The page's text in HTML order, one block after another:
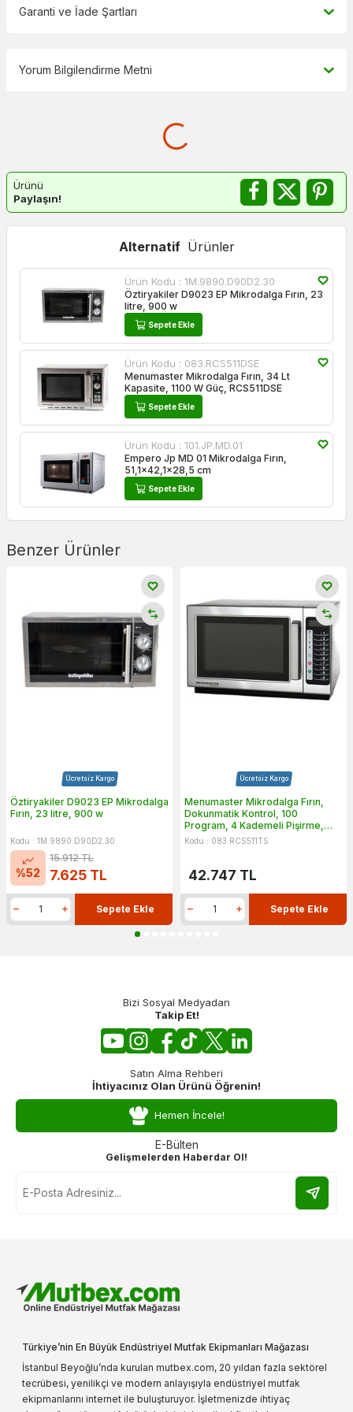
Garanti ve İade Şartları
Yorum Bilgilendirme Metni
Ürünü
Paylaşın!
Alternatif Ürünler
Ürün Kodu : 1M.9890.D90D2.30
Öztiryakiler D9023 EP Mikrodalga Fırın, 23
litre, 900 w
Sepete Ekle
Ürün Kodu : 083.RCS511DSE
Menumaster Mikrodalga Fırın, 34 Lt
Kapasite, 1100 W Güç, RCS511DSE
Sepete Ekle
Ürün Kodu : 101.JP.MD.01
Empero Jp MD 01 Mikrodalga Fırın,
51,1x42,1x28,5 cm
Sepete Ekle
Benzer Ürünler
Ücretsiz Kargo
Öztiryakiler D9023 EP Mikrodalga
Fırın, 23 litre, 900 w
Kodu : 1M.9890.D90D2.30
%52
15.912TL
7.625 TL
Sepete Ekle
Ücretsiz Kargo
Menumaster Mikrodalga Fırın,
Dokunmatik Kontrol, 100
Program, 4 Kademeli Pişirme,
RCS511TS
Kodu : 083.RCS511TS
42.747 TL
Sepete Ekle
Bizi Sosyal Medyadan
Takip Et!
Satın Alma Rehberi
İhtiyacınız Olan Ürünü Öğrenin!
Hemen İncele!
E-Bülten
Gelişmelerden Haberdar Ol!
Türkiye’nin En Büyük Endüstriyel Mutfak Ekipmanları Mağazası
İstanbul Beyoğlu’nda kurulan mutbex.com, 20 yıldan fazla sektörel
tecrübesi, yenilikçi ve modern anlayışıyla endüstriyel mutfak
ekipmanlarını internet ile buluşturuyor. İşletmenizde ihtiyaç